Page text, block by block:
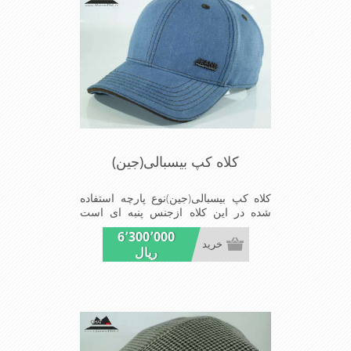
کلاه کپ بیسبالی(جین)
کلاه کپ بیسبالی(جین)نوع پارچه استفاده
شده در این کلاه ازجنس پنبه ای است
ونقاب که مناسب این شکل ازکلاه است
شیک و مناسب افراد خوش پوش جنس
عالی ,دوخت مناسب , سبکی, خوش فرمی
6٬300٬000
ریال
خرید